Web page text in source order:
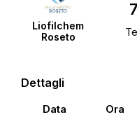
Liofilchem
Roseto
Dettagli
Data Ora